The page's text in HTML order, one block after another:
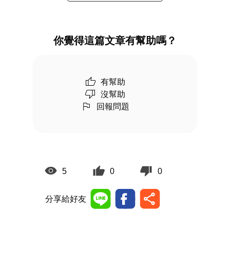
你覺得這篇文章有幫助嗎？
有幫助
沒幫助
回報問題
5 0 0
分享給好友